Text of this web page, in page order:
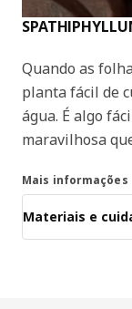
Quando as
planta fácil de
água. É algo
maravilhosa
Mais informações
Materiais e